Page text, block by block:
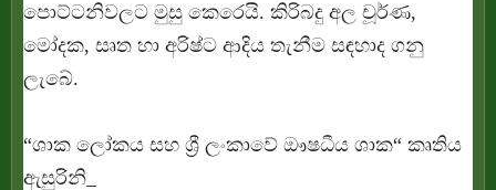
පොට්ටනිවලට මුසු කෙරෙයි. කිරිබදු අල චූර්ණ,
මෝදක, සෘත හා අරිෂ්ට ආදිය තැනීම සඳහාද ගනු
ලැබේ.
“ශාක ලෝකය සහ ශ්‍රී ලංකාවේ ඖෂධීය ශාක“ කෘතිය
ඇසුරිනි_